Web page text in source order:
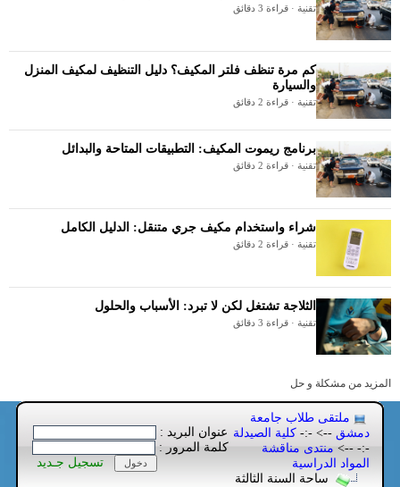
تقنية · قراءة 3 دقائق
كم مرة تنظف فلتر المكيف؟ دليل التنظيف لمكيف المنزل
والسيارة
تقنية · قراءة 2 دقائق
برنامج ريموت المكيف: التطبيقات المتاحة والبدائل
تقنية · قراءة 2 دقائق
شراء واستخدام مكيف جري متنقل: الدليل الكامل
تقنية · قراءة 2 دقائق
الثلاجة تشتغل لكن لا تبرد: الأسباب والحلول
تقنية · قراءة 3 دقائق
المزيد من مشكلة و حل
ملتقى طلاب جامعة
دمشق --> -:- كلية الصيدلة
-:- --> منتدى مناقشة
المواد الدراسية
ساحة السنة الثالثة
عنوان البريد :
كلمة المرور :
تسجيل جـديد